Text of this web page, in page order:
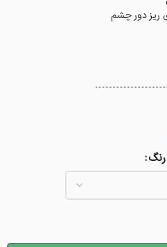
ریز دور چشم
رنگ